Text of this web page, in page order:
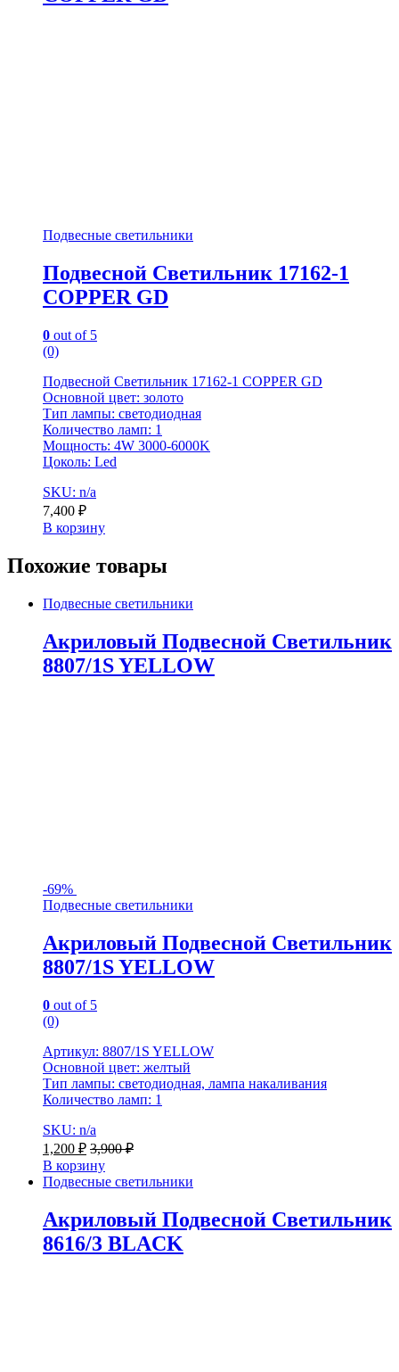
Подвесные светильники
Подвесной Светильник 17162-1
COPPER GD
0 out of 5
(0)
Подвесной Светильник 17162-1 COPPER GD
Основной цвет: золото
Тип лампы: светодиодная
Количество ламп: 1
Мощность: 4W 3000-6000K
Цоколь: Led
SKU: n/a
7,400 ₽
В корзину
Похожие товары
Подвесные светильники
Акриловый Подвесной Светильник
8807/1S YELLOW
-69%
Подвесные светильники
Акриловый Подвесной Светильник
8807/1S YELLOW
0 out of 5
(0)
Артикул: 8807/1S YELLOW
Основной цвет: желтый
Тип лампы: светодиодная, лампа накаливания
Количество ламп: 1
SKU: n/a
1,200 ₽ 3,900₽
В корзину
Подвесные светильники
Акриловый Подвесной Светильник
8616/3 BLACK